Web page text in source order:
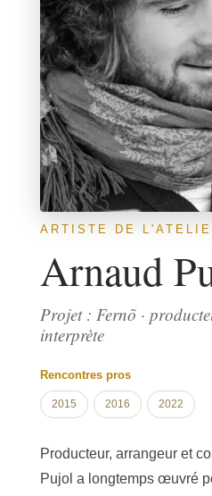
ARTISTE DE
Arnaud
Projet : Fernõ ·
interprète
Rencontres pros
2015 2016 2022
Producteur, arrangeur et
Pujol a longtemps œuvré